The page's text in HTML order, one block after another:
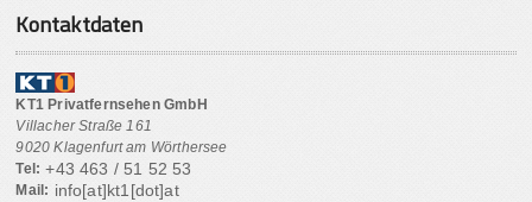
Kontaktdaten
KT1 Privatfernsehen GmbH
Villacher Straße 161
9020 Klagenfurt am Wörthersee
Tel: +43 463 / 51 52 53
Mail: info[at]kt1[dot]at